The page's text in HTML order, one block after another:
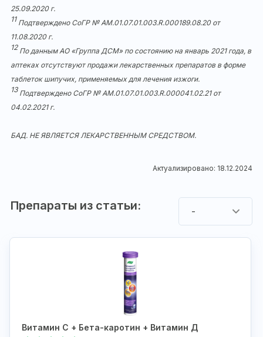
25.09.2020 г.
11 Подтверждено СоГР № AM.01.07.01.003.R.000189.08.20 от
11.08.2020 г.
12 По данным АО «Группа ДСМ» по состоянию на январь 2021 года, в
аптеках отсутствуют продажи лекарственных препаратов в форме
таблеток шипучих, применяемых для лечения изжоги.
13 Подтверждено СоГР № АМ.01.07.01.003.R.000041.02.21 от
04.02.2021 г.
БАД. НЕ ЯВЛЯЕТСЯ ЛЕКАРСТВЕННЫМ СРЕДСТВОМ.
Актуализировано: 18.12.2024
Препараты из статьи: -
Витамин С + Бета-каротин + Витамин Д